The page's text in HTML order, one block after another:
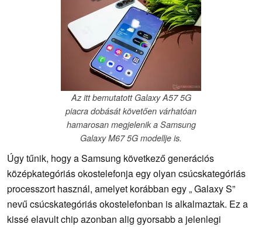
Az itt bemutatott Galaxy A57 5G
piacra dobását követően várhatóan
hamarosan megjelenik a Samsung
Galaxy M67 5G modellje is.
Úgy tűnik, hogy a Samsung következő generációs
középkategóriás okostelefonja egy olyan csúcskategóriás
processzort használ, amelyet korábban egy „ Galaxy S”
nevű csúcskategóriás okostelefonban is alkalmaztak. Ez a
kissé elavult chip azonban alig gyorsabb a jelenlegi